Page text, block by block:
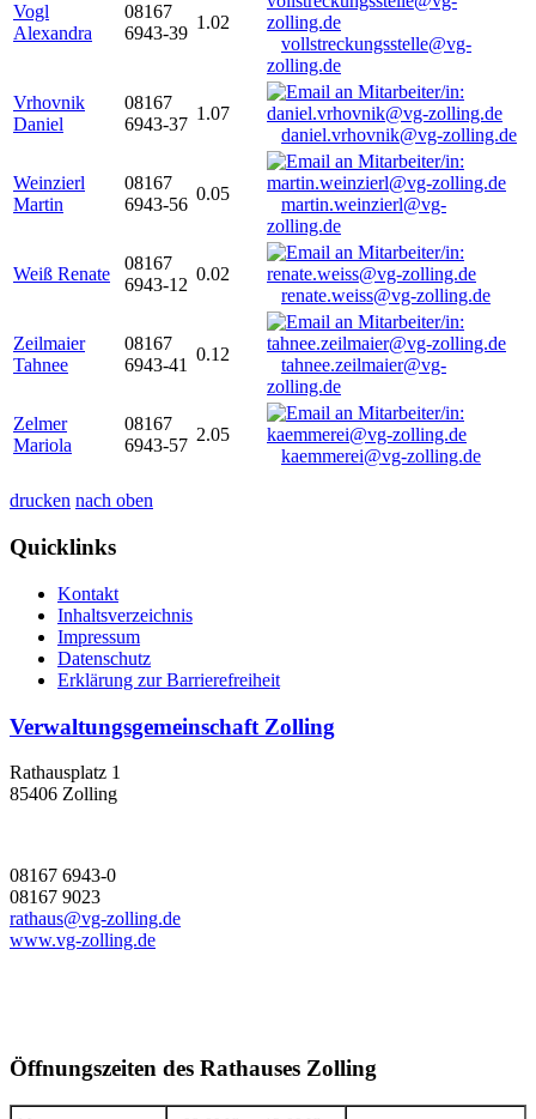
Vogl
Alexandra
08167
6943-39
1.02
vollstreckungsstelle@vg-
zolling.de
Vrhovnik
Daniel
08167
6943-37
1.07
daniel.vrhovnik@vg-zolling.de
Weinzierl
Martin
08167
6943-56
0.05
martin.weinzierl@vg-
zolling.de
Weiß Renate
08167
6943-12
0.02
renate.weiss@vg-zolling.de
Zeilmaier
Tahnee
08167
6943-41
0.12
tahnee.zeilmaier@vg-
zolling.de
Zelmer
Mariola
08167
6943-57
2.05
kaemmerei@vg-zolling.de
drucken nach oben
Quicklinks
Kontakt
Inhaltsverzeichnis
Impressum
Datenschutz
Erklärung zur Barrierefreiheit
Verwaltungsgemeinschaft Zolling
Rathausplatz 1
85406 Zolling
08167 6943-0
08167 9023
rathaus@vg-zolling.de
www.vg-zolling.de
Öffnungszeiten des Rathauses Zolling